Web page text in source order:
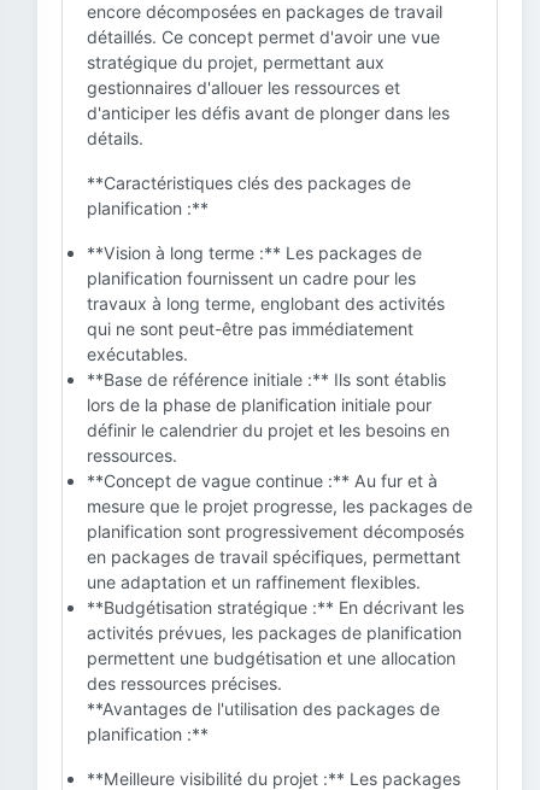
encore décomposées en packages de travail
détaillés. Ce concept permet d'avoir une vue
stratégique du projet, permettant aux
gestionnaires d'allouer les ressources et
d'anticiper les défis avant de plonger dans les
détails.
**Caractéristiques clés des packages de
planification :**
**Vision à long terme :** Les packages de
planification fournissent un cadre pour les
travaux à long terme, englobant des activités
qui ne sont peut-être pas immédiatement
exécutables.
**Base de référence initiale :** Ils sont établis
lors de la phase de planification initiale pour
définir le calendrier du projet et les besoins en
ressources.
**Concept de vague continue :** Au fur et à
mesure que le projet progresse, les packages de
planification sont progressivement décomposés
en packages de travail spécifiques, permettant
une adaptation et un raffinement flexibles.
**Budgétisation stratégique :** En décrivant les
activités prévues, les packages de planification
permettent une budgétisation et une allocation
des ressources précises.
**Avantages de l'utilisation des packages de
planification :**
**Meilleure visibilité du projet :** Les packages